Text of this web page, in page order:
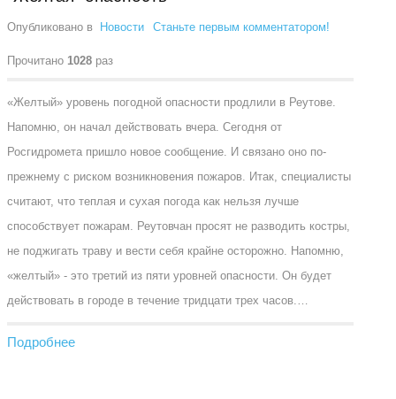
Опубликовано в Новости Станьте первым комментатором!
Прочитано 1028 раз
«Желтый» уровень погодной опасности продлили в Реутове.
Напомню, он начал действовать вчера. Сегодня от
Росгидромета пришло новое сообщение. И связано оно по-
прежнему с риском возникновения пожаров. Итак, специалисты
считают, что теплая и сухая погода как нельзя лучше
способствует пожарам. Реутовчан просят не разводить костры,
не поджигать траву и вести себя крайне осторожно. Напомню,
«желтый» - это третий из пяти уровней опасности. Он будет
действовать в городе в течение тридцати трех часов.…
Подробнее